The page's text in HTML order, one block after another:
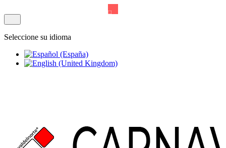
Seleccione su idioma